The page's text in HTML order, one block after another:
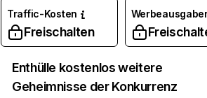
Traffic-Kosten
Freischalten
Enthülle kostenlos weitere
Geheimnisse der Konkurrenz